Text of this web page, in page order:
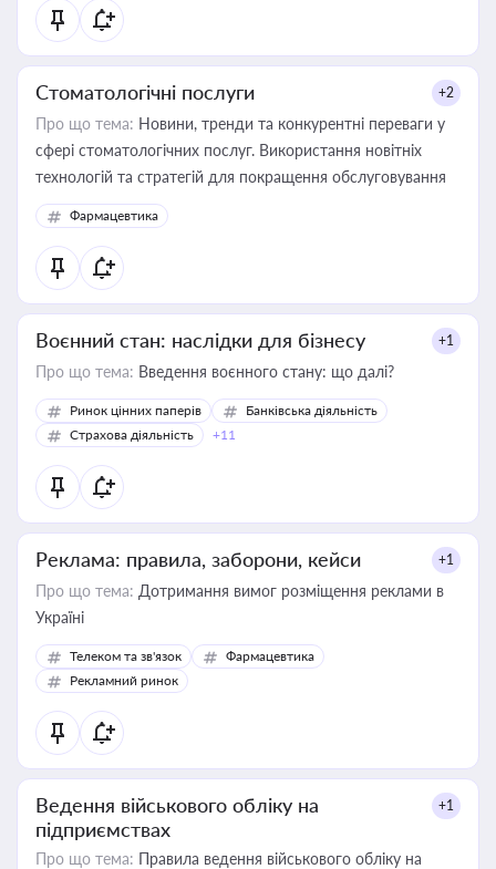
Стоматологічні послуги +2
Про що тема: Новини, тренди та конкурентні переваги у
сфері стоматологічних послуг. Використання новітніх
технологій та стратегій для покращення обслуговування
Фармацевтика
Воєнний стан: наслідки для бізнесу +1
Про що тема: Введення воєнного стану: що далі?
Ринок цінних паперів
Банківська діяльність
Страхова діяльність
+11
Реклама: правила, заборони, кейси +1
Про що тема: Дотримання вимог розміщення реклами в
Україні
Телеком та зв'язок
Фармацевтика
Рекламний ринок
Ведення військового обліку на
підприємствах
+1
Про що тема: Правила ведення військового обліку на